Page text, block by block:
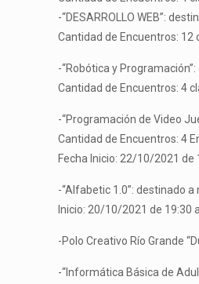
-“DESARROLLO WEB”:
Cantidad de Encuentros:
-“Robótica y
Cantidad de Encuentros: 4
-“Programación de Video
Cantidad de Encuentros: 4
Fecha Inicio: 22/10/2021 de
-“Alfabetic 1.0”: destinado
Inicio: 20/10/2021 de 19:30
-Polo Creativo Río Grande
-“Informática Básica de